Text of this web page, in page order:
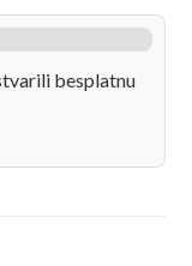
besplatnu